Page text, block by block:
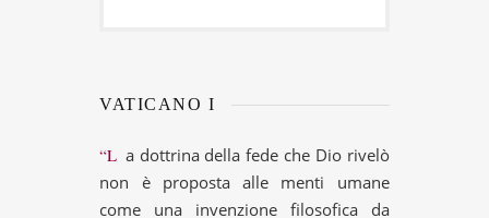
VATICANO I
“La dottrina della fede che Dio rivelò
non è proposta alle menti umane
come una invenzione filosofica da